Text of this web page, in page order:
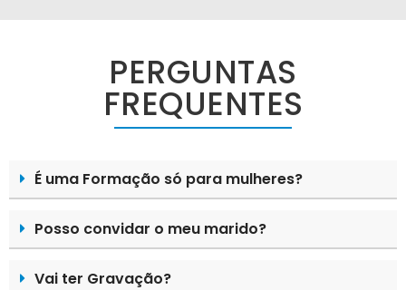
PERGUNTAS
FREQUENTES
É uma Formação só para mulheres?
Posso convidar o meu marido?
Vai ter Gravação?